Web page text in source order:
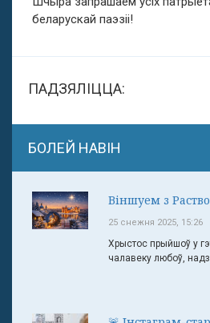
беларускай паэзіі!
ПАДЗЯЛІЦЦА:
БОЛЕЙ НАВІН
Віншуем з
25 снежня 2025, 15:26
Хрыстос прыйшоў у
чалавеку любоў,